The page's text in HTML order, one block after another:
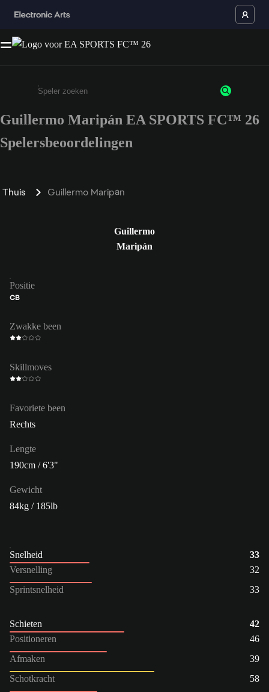
Enter a minimum of 3 characters or numbers
Guillermo Maripán EA SPORTS FC™ 26
Spelersbeoordelingen
Thuis Guillermo Maripán
Guillermo
Maripán
Positie
CB
Zwakke been
Skillmoves
Favoriete been
Rechts
Lengte
190cm / 6'3"
Gewicht
84kg / 185lb
Snelheid
33
Versnelling
32
Sprintsnelheid
33
Schieten
42
Positioneren
46
Afmaken
39
Schotkracht
58